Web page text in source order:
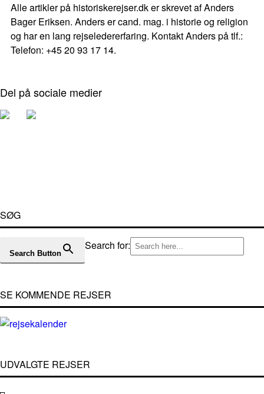
Alle artikler på historiskerejser.dk er skrevet af Anders
Bager Eriksen. Anders er cand. mag. i historie og religion
og har en lang rejseledererfaring. Kontakt Anders på tlf.:
Telefon: +45 20 93 17 14.
Del på sociale medier
SØG
Search for:
Search Button
SE KOMMENDE REJSER
UDVALGTE REJSER